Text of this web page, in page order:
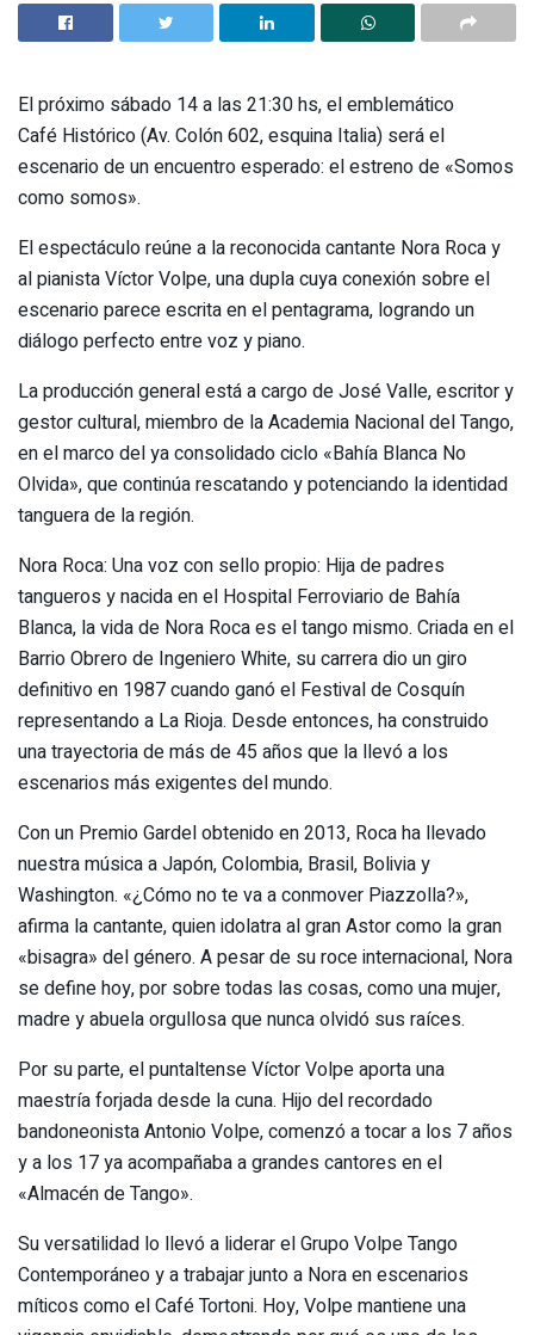
El próximo sábado 14 a las 21:30 hs, el emblemático
Café Histórico (Av. Colón 602, esquina Italia) será el
escenario de un encuentro esperado: el estreno de «Somos
como somos».
El espectáculo reúne a la reconocida cantante Nora Roca y
al pianista Víctor Volpe, una dupla cuya conexión sobre el
escenario parece escrita en el pentagrama, logrando un
diálogo perfecto entre voz y piano.
La producción general está a cargo de José Valle, escritor y
gestor cultural, miembro de la Academia Nacional del Tango,
en el marco del ya consolidado ciclo «Bahía Blanca No
Olvida», que continúa rescatando y potenciando la identidad
tanguera de la región.
Nora Roca: Una voz con sello propio: Hija de padres
tangueros y nacida en el Hospital Ferroviario de Bahía
Blanca, la vida de Nora Roca es el tango mismo. Criada en el
Barrio Obrero de Ingeniero White, su carrera dio un giro
definitivo en 1987 cuando ganó el Festival de Cosquín
representando a La Rioja. Desde entonces, ha construido
una trayectoria de más de 45 años que la llevó a los
escenarios más exigentes del mundo.
Con un Premio Gardel obtenido en 2013, Roca ha llevado
nuestra música a Japón, Colombia, Brasil, Bolivia y
Washington. «¿Cómo no te va a conmover Piazzolla?»,
afirma la cantante, quien idolatra al gran Astor como la gran
«bisagra» del género. A pesar de su roce internacional, Nora
se define hoy, por sobre todas las cosas, como una mujer,
madre y abuela orgullosa que nunca olvidó sus raíces.
Por su parte, el puntaltense Víctor Volpe aporta una
maestría forjada desde la cuna. Hijo del recordado
bandoneonista Antonio Volpe, comenzó a tocar a los 7 años
y a los 17 ya acompañaba a grandes cantores en el
«Almacén de Tango».
Su versatilidad lo llevó a liderar el Grupo Volpe Tango
Contemporáneo y a trabajar junto a Nora en escenarios
míticos como el Café Tortoni. Hoy, Volpe mantiene una